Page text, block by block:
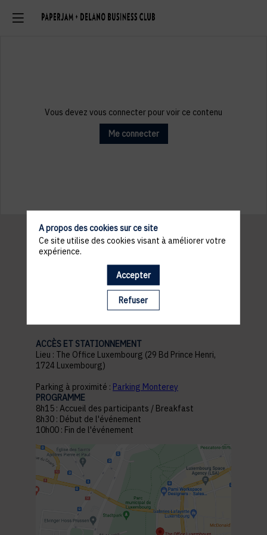
Vous devez vous connecter pour voir ce contenu
Me connecter
Informations
pratiques
ACCÈS ET STATIONNEMENT
Lieu : The Office Luxembourg (29 Bd Prince Henri,
1724 Luxembourg)
Parking à proximité : Parking Monterey
PROGRAMME
8h15 : Accueil des participants / Breakfast
8h30 : Début de l'événement
10h00 : Fin de l'événement
A propos des cookies sur ce site
Ce site utilise des cookies visant à améliorer votre
expérience.
Accepter
Refuser